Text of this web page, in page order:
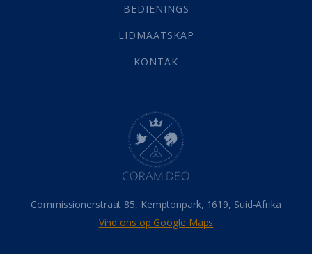
Selfondersoek(1)
Werk(22)
(142)
Hemel (31)
Israel (14)
Millennium(1)
Oordeelsdag(19)
Verheerlikte liggaam
Wederkoms
(27)
Gebed(87)
BEDIENINGS
LIDMAATSKAP
KONTAK
Commissionerstraat 85, Kemptonpark, 1619, Suid-Afrika
Vind ons op Google Maps